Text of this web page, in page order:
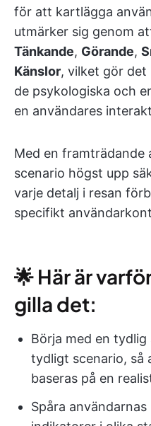
för att kartlägga
utmärker sig genom
Tänkande, Görande,
Känslor, vilket gör
de psykologiska och
en användares
Med en framträdande
scenario högst upp
varje detalj i resan
specifikt
🌟 Här är
gilla det:
Börja med en
tydligt scenario, så
baseras på en
Spåra